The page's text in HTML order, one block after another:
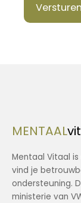
Versturen
MENTAAL
Mentaal Vitaal
vind je
ondersteuning.
ministerie van